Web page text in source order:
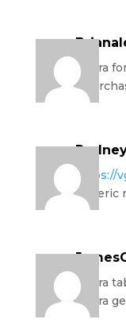
viagra
–
https://
generic
viagra
viagra